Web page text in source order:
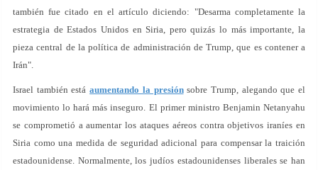
también fue citado en el artículo diciendo: "Desarma completamente la
estrategia de Estados Unidos en Siria, pero quizás lo más importante, la
pieza central de la política de administración de Trump, que es contener a
Irán".
Israel también estáaumentando la presiónsobre Trump, alegando que el
movimiento lo hará más inseguro. El primer ministro Benjamin Netanyahu
se comprometió a aumentar los ataques aéreos contra objetivos iraníes en
Siria como una medida de seguridad adicional para compensar la traición
estadounidense. Normalmente, los judíos estadounidenses liberales se han